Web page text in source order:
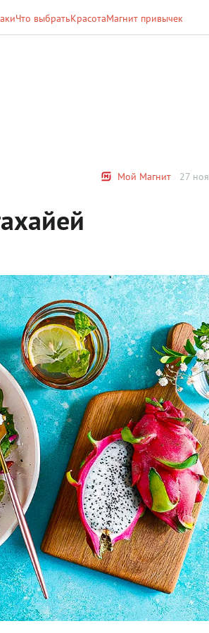
Что выбратьКрасотаМагнит привычек
Мой Магнит 27